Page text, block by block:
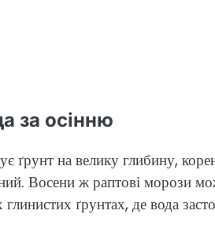
за осінню
ґрунт на велику глибину,
Восени ж раптові морози
ґрунтах, де вода